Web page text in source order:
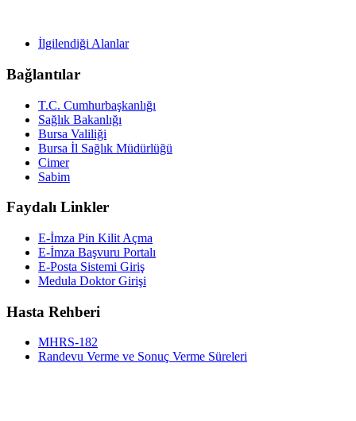
İlgilendiği Alanlar
Bağlantılar
T.C. Cumhurbaşkanlığı
Sağlık Bakanlığı
Bursa Valiliği
Bursa İl Sağlık Müdürlüğü
Cimer
Sabim
Faydalı Linkler
E-İmza Pin Kilit Açma
E-İmza Başvuru Portalı
E-Posta Sistemi Giriş
Medula Doktor Girişi
Hasta Rehberi
MHRS-182
Randevu Verme ve Sonuç Verme Süreleri